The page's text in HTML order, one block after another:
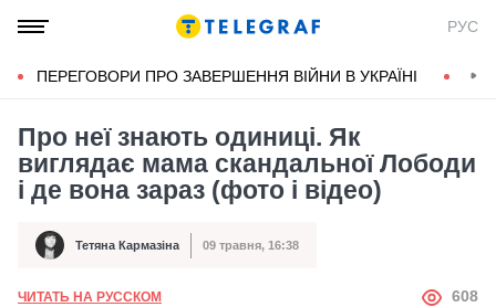
РУС
ПЕРЕГОВОРИ ПРО ЗАВЕРШЕННЯ ВІЙНИ В УКРАЇНІ
Про неї знають одиниці. Як
виглядає мама скандальної Лободи
і де вона зараз (фото і відео)
Автор Тетяна Кармазіна
Дата публікації 09 травня, 16:38
ЧИТАТЬ НА РУССКОМ АВТОР
608